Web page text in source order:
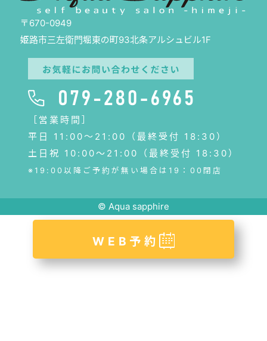
〒670-0949
姫路市三左衛門堀東の町93北条アルシュビル1F
［営業時間］
平日 11:00〜21:00（最終受付 18:30）
土日祝 10:00～21:00（最終受付 18:30）
※19:00以降ご予約が無い場合は19：00閉店
© Aqua sapphire
WEB予約